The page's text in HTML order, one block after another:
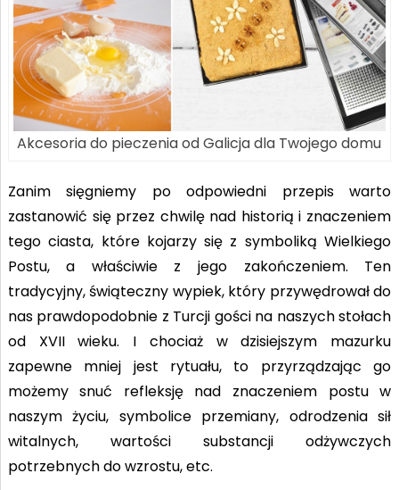
Akcesoria do pieczenia od Galicja dla Twojego domu
Zanim sięgniemy po odpowiedni przepis warto
zastanowić się przez chwilę nad historią i znaczeniem
tego ciasta, które kojarzy się z symboliką Wielkiego
Postu, a właściwie z jego zakończeniem. Ten
tradycyjny, świąteczny wypiek, który przywędrował do
nas prawdopodobnie z Turcji gości na naszych stołach
od XVII wieku. I chociaż w dzisiejszym mazurku
zapewne mniej jest rytuału, to przyrządzając go
możemy snuć refleksję nad znaczeniem postu w
naszym życiu, symbolice przemiany, odrodzenia sił
witalnych, wartości substancji odżywczych
potrzebnych do wzrostu, etc.